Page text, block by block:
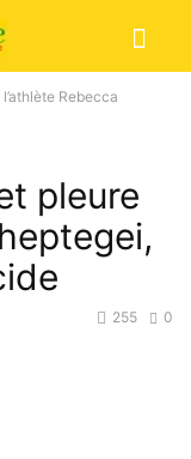
Rebecca
pleure
0
255